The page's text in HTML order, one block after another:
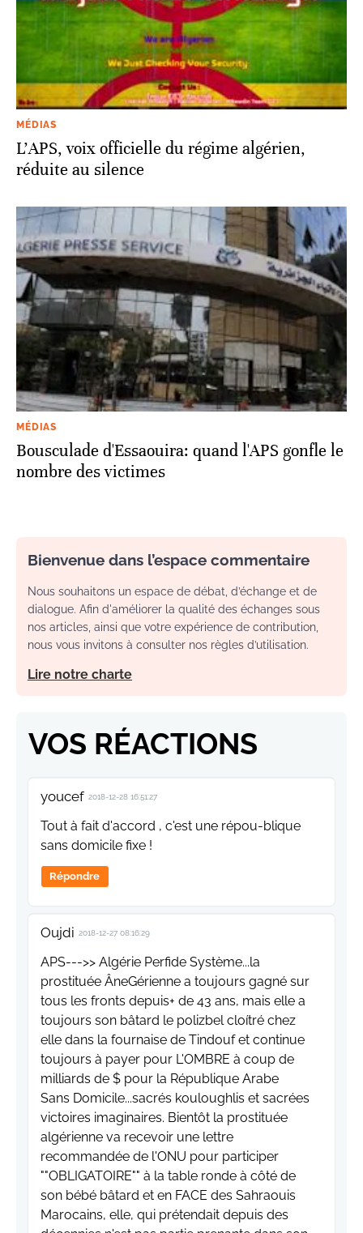
MÉDIAS
L'APS, voix officielle du régime algérien,
réduite au silence
MÉDIAS
Bousculade d'Essaouira: quand l'APS gonfle le
nombre des victimes
Bienvenue dans l’espace commentaire
Nous souhaitons un espace de débat, d’échange et de
dialogue. Afin d'améliorer la qualité des échanges sous
nos articles, ainsi que votre expérience de contribution,
nous vous invitons à consulter nos règles d’utilisation.
Lire notre charte
VOS RÉACTIONS
youcef 2018-12-28 16:51:27
Tout à fait d'accord , c'est une répou-blique
sans domicile fixe !
Répondre
Oujdi 2018-12-27 08:16:29
APS--->> Algérie Perfide Système...la
prostituée ÂneGérienne a toujours gagné sur
tous les fronts depuis+ de 43 ans, mais elle a
toujours son bâtard le polizbel cloítré chez
elle dans la fournaise de Tindouf et continue
toujours à payer pour L'OMBRE à coup de
milliards de $ pour la République Arabe
Sans Domicile...sacrés kouloughlis et sacrées
victoires imaginaires. Bientôt la prostituée
algérienne va recevoir une lettre
recommandée de l'ONU pour participer
""OBLIGATOIRE"" à la table ronde à côté de
son bébé bâtard et en FACE des Sahraouis
Marocains, elle, qui prétendait depuis des